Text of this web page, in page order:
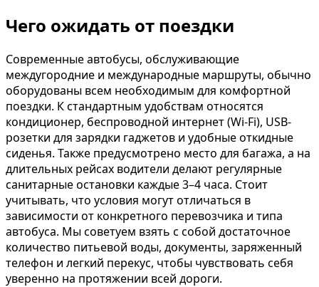
Чего ожидать от поездки
Современные автобусы, обслуживающие
междугородние и международные маршруты, обычно
оборудованы всем необходимым для комфортной
поездки. К стандартным удобствам относятся
кондиционер, беспроводной интернет (Wi-Fi), USB-
розетки для зарядки гаджетов и удобные откидные
сиденья. Также предусмотрено место для багажа, а на
длительных рейсах водители делают регулярные
санитарные остановки каждые 3–4 часа. Стоит
учитывать, что условия могут отличаться в
зависимости от конкретного перевозчика и типа
автобуса. Мы советуем взять с собой достаточное
количество питьевой воды, документы, заряженный
телефон и легкий перекус, чтобы чувствовать себя
уверенно на протяжении всей дороги.